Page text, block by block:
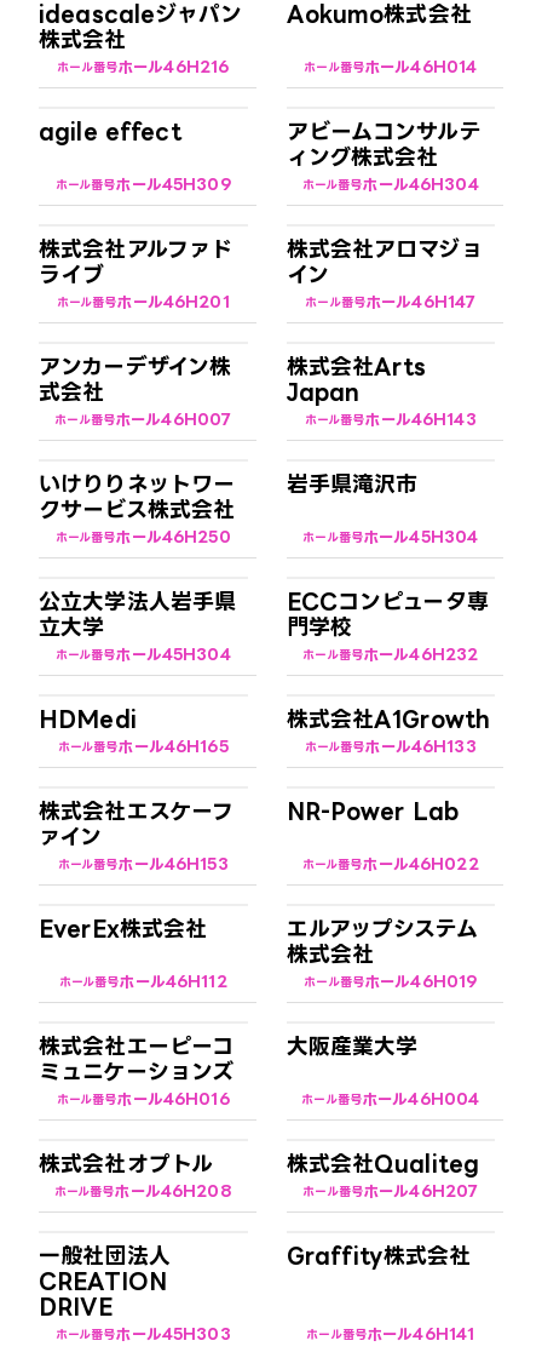
ideascaleジャパン
株式会社
ホール番号ホール46H216
Aokumo株式会社
ホール番号ホール46H014
agile effect
ホール番号ホール45H309
アビームコンサルテ
ィング株式会社
ホール番号ホール46H304
株式会社アルファド
ライブ
ホール番号ホール46H201
株式会社アロマジョ
イン
ホール番号ホール46H147
アンカーデザイン株
式会社
ホール番号ホール46H007
株式会社Arts
Japan
ホール番号ホール46H143
いけりりネットワー
クサービス株式会社
ホール番号ホール46H250
岩手県滝沢市
ホール番号ホール45H304
公立大学法人岩手県
立大学
ホール番号ホール45H304
ECCコンピュータ専
門学校
ホール番号ホール46H232
HDMedi
ホール番号ホール46H165
株式会社A1Growth
ホール番号ホール46H133
株式会社エスケーフ
ァイン
ホール番号ホール46H153
NR-Power Lab
ホール番号ホール46H022
EverEx株式会社
ホール番号ホール46H112
エルアップシステム
株式会社
ホール番号ホール46H019
株式会社エーピーコ
ミュニケーションズ
ホール番号ホール46H016
大阪産業大学
ホール番号ホール46H004
株式会社オプトル
ホール番号ホール46H208
株式会社Qualiteg
ホール番号ホール46H207
一般社団法人
CREATION
DRIVE
ホール番号ホール45H303
Graffity株式会社
ホール番号ホール46H141